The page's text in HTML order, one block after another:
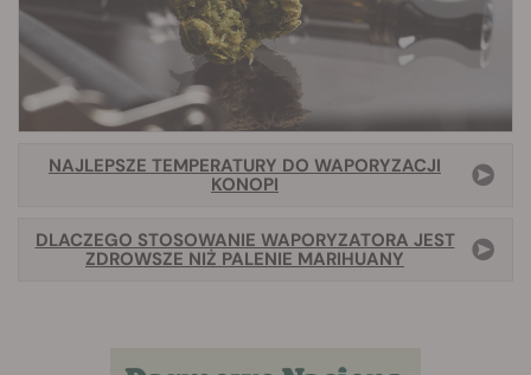
NAJLEPSZE TEMPERATURY DO WAPORYZACJI
KONOPI
DLACZEGO STOSOWANIE WAPORYZATORA JEST
ZDROWSZE NIŻ PALENIE MARIHUANY